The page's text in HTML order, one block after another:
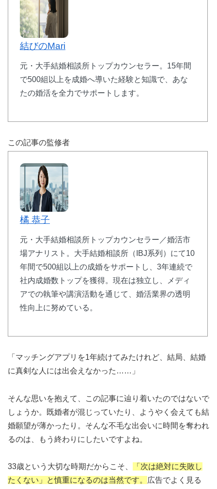
結びのMari
元・大手結婚相談所トップカウンセラー。15年間
で500組以上を成婚へ導いた経験と知識で、あな
たの婚活を全力でサポートします。
この記事の監修者
橘 恭子
元・大手結婚相談所トップカウンセラー／婚活市
場アナリスト。大手結婚相談所（IBJ系列）にて10
年間で500組以上の成婚をサポートし、3年連続で
社内成婚数トップを獲得。現在は独立し、メディ
アでの執筆や講演活動を通じて、婚活業界の透明
性向上に努めている。
「マッチングアプリを1年続けてみたけれど、結局、結婚
に真剣な人には出会えなかった……」
そんな思いを抱えて、この記事に辿り着いたのではないで
しょうか。既婚者が混じっていたり、ようやく会えても結
婚願望が薄かったり。そんな不毛な出会いに時間を奪われ
るのは、もう終わりにしたいですよね。
33歳という大切な時期だからこそ、
「次は絶対に失敗し
たくない」と慎重になるのは当然です。 広告でよく見る